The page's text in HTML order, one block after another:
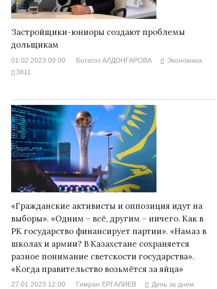
Застройщики-юниоры создают проблемы
дольщикам
01.02.2023 09:00 Ботагоз АЛДОНГАРОВА
Экономика
3811
«Гражданские активисты и оппозиция идут на
выборы». «Одним – всё, другим – ничего. Как в
РК государство финансирует партии». «Намаз в
школах и армии? В Казахстане сохраняется
разное понимание светскости государства».
«Когда правительство возьмётся за яйца»
27.01.2023 12:00 Гимран ЕРГАЛИЕВ
День за днем